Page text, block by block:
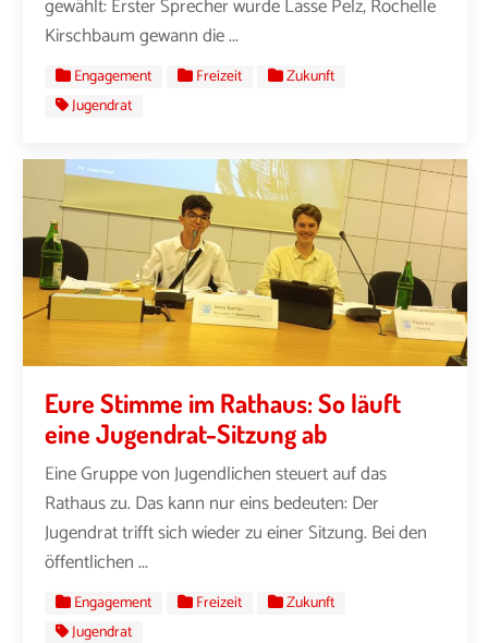
gewählt: Erster Sprecher wurde Lasse Pelz, Rochelle
Kirschbaum gewann die ...
Engagement Freizeit
Zukunft
Jugendrat
Eure Stimme im Rathaus: So läuft
eine Jugendrat-Sitzung ab
Eine Gruppe von Jugendlichen steuert auf das
Rathaus zu. Das kann nur eins bedeuten: Der
Jugendrat trifft sich wieder zu einer Sitzung. Bei den
öffentlichen ...
Engagement Freizeit
Zukunft
Jugendrat